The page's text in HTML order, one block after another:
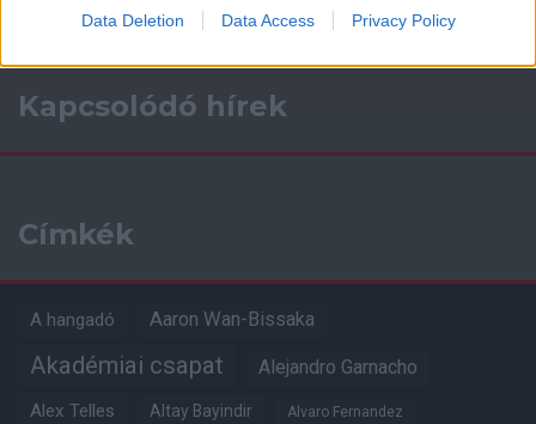
Data Deletion Data Access Privacy Policy
Kapcsolódó hírek
Címkék
A hangadó Aaron Wan-Bissaka
Akadémiai csapat Alejandro Garnacho
Alex Telles Altay Bayindir Alvaro Fernandez